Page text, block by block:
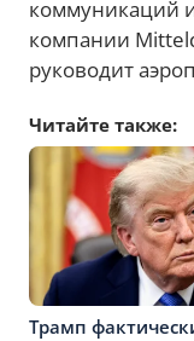
коммуникаций
компании
руководит
Читайте также:
Трамп